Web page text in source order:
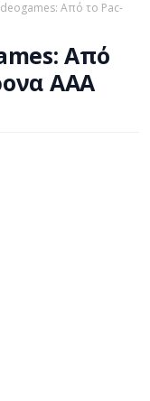
Από το Pac-
Από
AAA